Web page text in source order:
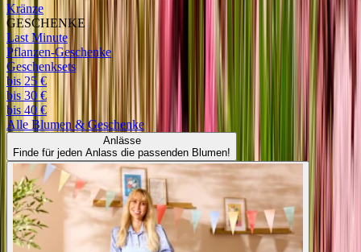
Kränze
GESCHENKE
Last Minute
Pflanzen-Geschenke
Geschenksets
bis 25 €
bis 30 €
bis 40 €
Alle Blumen & Geschenke
Anlässe
Finde für jeden Anlass die passenden Blumen!